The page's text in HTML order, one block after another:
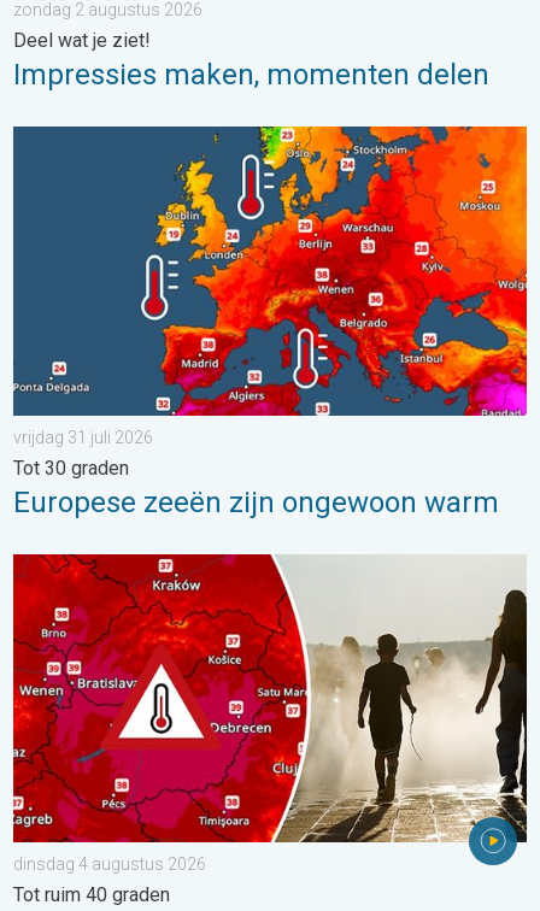
zondag 2 augustus 2026
Deel wat je ziet!
Impressies maken, momenten delen
Europese zeeën zijn ongewoon warm. Tot 30 graden. . .
vrijdag 31 juli 2026
Tot 30 graden
Europese zeeën zijn ongewoon warm
Extreme hitte in Oost-Europa. Tot ruim 40 graden. . . dinsdag
dinsdag 4 augustus 2026
Tot ruim 40 graden